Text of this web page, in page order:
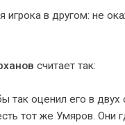
в другом: не
считает так:
так оценил его в
тот же Умяров.